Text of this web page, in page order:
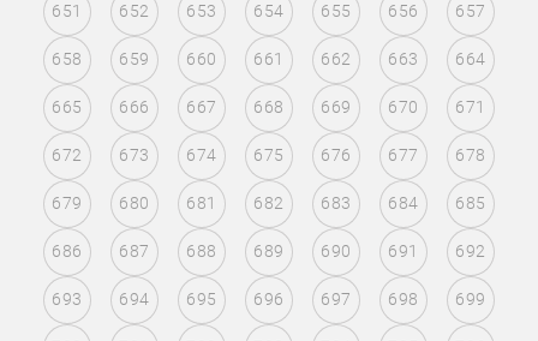
651 652 653 654 655 656 657
658 659 660 661 662 663 664
665 666 667 668 669 670 671
672 673 674 675 676 677 678
679 680 681 682 683 684 685
686 687 688 689 690 691 692
693 694 695 696 697 698 699